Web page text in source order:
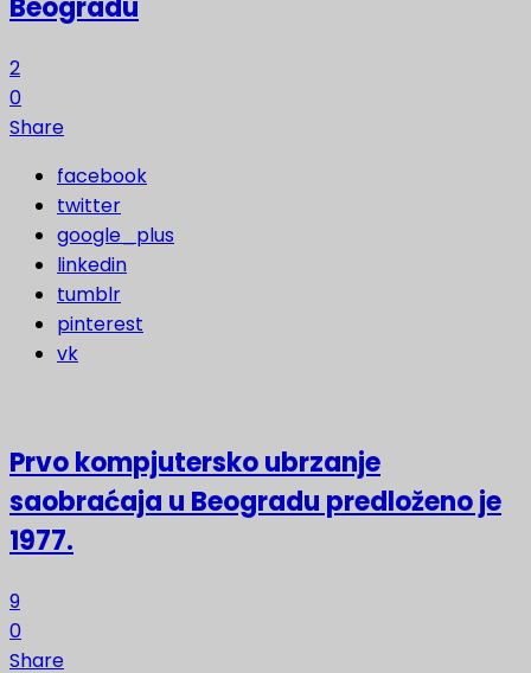
Beogradu
2
0
Share
facebook
twitter
google_plus
linkedin
tumblr
pinterest
vk
Prvo kompjutersko ubrzanje
saobraćaja u Beogradu predloženo je
1977.
9
0
Share